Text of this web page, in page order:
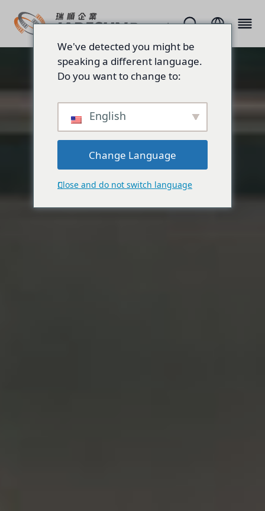
We've detected you might be
speaking a different language.
Do you want to change to:
English
Change Language
Close and do not switch language